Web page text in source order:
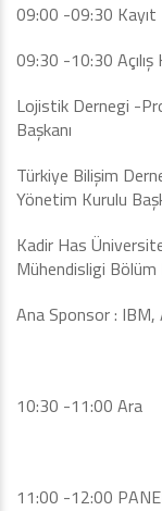
09:00 -09:30 Kayıt
09:30 -10:30 Açılış
Lojistik Dernegi -
Başkanı
Türkiye Bilişim
Yönetim Kurulu
Kadir Has
Mühendisligi Bölüm
Ana Sponsor : IBM,
10:30 -11:00 Ara
11:00 -12:00